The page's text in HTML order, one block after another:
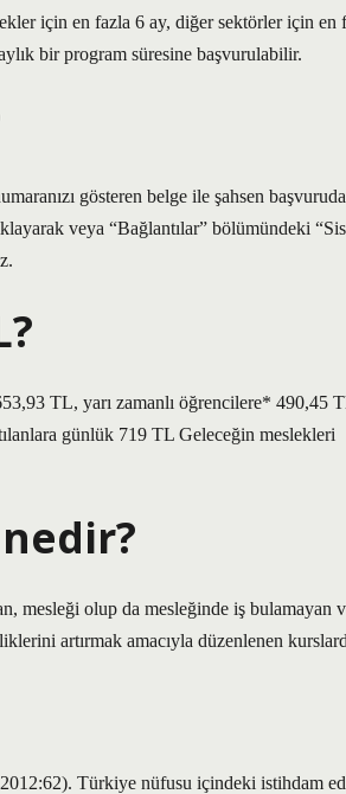
için en fazla 6 ay, diğer sektörler için en
bir program süresine başvurulabilir.
gösteren belge ile şahsen başvuruda
veya “Bağlantılar” bölümündeki
TL, yarı zamanlı öğrencilere* 490,45
günlük 719 TL Geleceğin meslekleri
mesleği olup da mesleğinde iş bulamayan
artırmak amacıyla düzenlenen
Türkiye nüfusu içindeki istihdam